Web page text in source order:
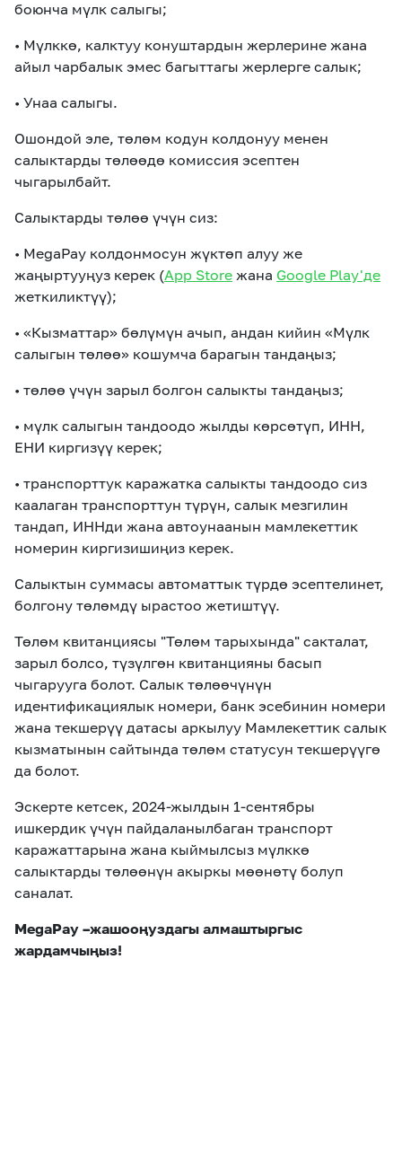
боюнча мүлк салыгы;
• Мүлккө, калктуу конуштардын жерлерине жана
айыл чарбалык эмес багыттагы жерлерге салык;
• Унаа салыгы.
Ошондой эле, төлөм кодун колдонуу менен
салыктарды төлөөдө комиссия эсептен
чыгарылбайт.
Салыктарды төлөө үчүн сиз:
• MegaPay колдонмосун жүктөп алуу же
жаңыртууңуз керек (App Store жана Google Play'де
жеткиликтүү);
• «Кызматтар» бөлүмүн ачып, андан кийин «Мүлк
салыгын төлөө» кошумча барагын тандаңыз;
• төлөө үчүн зарыл болгон салыкты тандаңыз;
• мүлк салыгын тандоодо жылды көрсөтүп, ИНН,
EНИ киргизүү керек;
• транспорттук каражатка салыкты тандоодо сиз
каалаган транспорттун түрүн, салык мезгилин
тандап, ИННди жана автоунаанын мамлекеттик
номерин киргизишиңиз керек.
Салыктын суммасы автоматтык түрдө эсептелинет,
болгону төлөмдү ырастоо жетиштүү.
Төлөм квитанциясы "Төлөм тарыхында" сакталат,
зарыл болсо, түзүлгөн квитанцияны басып
чыгарууга болот. Салык төлөөчүнүн
идентификациялык номери, банк эсебинин номери
жана текшерүү датасы аркылуу Мамлекеттик салык
кызматынын сайтында төлөм статусун текшерүүгө
да болот.
Эскерте кетсек, 2024-жылдын 1-сентябры
ишкердик үчүн пайдаланылбаган транспорт
каражаттарына жана кыймылсыз мүлккө
салыктарды төлөөнүн акыркы мөөнөтү болуп
саналат.
MegaPay –жашооңуздагы алмаштыргыс
жардамчыңыз!